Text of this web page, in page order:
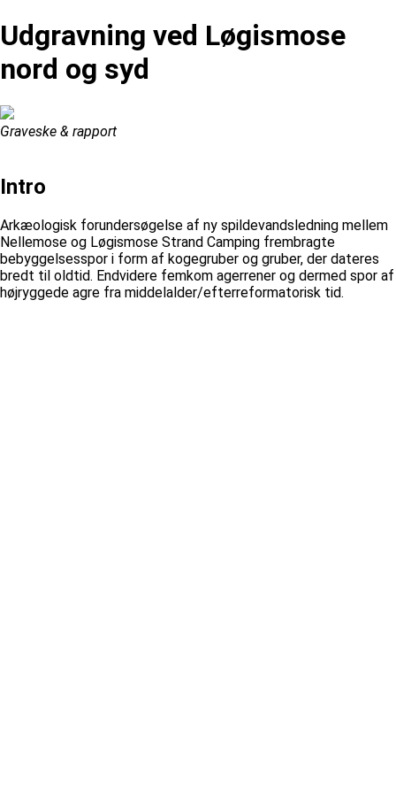
Udgravning ved Løgismose
nord og syd
Graveske & rapport
Intro
Arkæologisk forundersøgelse af ny spildevandsledning mellem
Nellemose og Løgismose Strand Camping frembragte
bebyggelsesspor i form af kogegruber og gruber, der dateres
bredt til oldtid. Endvidere femkom agerrener og dermed spor af
højryggede agre fra middelalder/efterreformatorisk tid.